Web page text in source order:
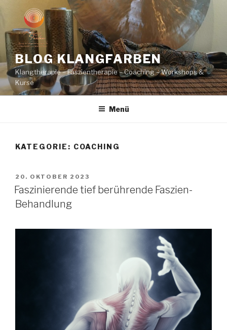
Zum
springen
BLOG KLANGFARBEN
Klangtherapie – Faszientherapie – Coaching – Workshops &
Kurse
Menü
KATEGORIE: COACHING
VERÖFFENTLICHT
AM
20. OKTOBER 2023
Faszinierende tief berührende Faszien-
Behandlung